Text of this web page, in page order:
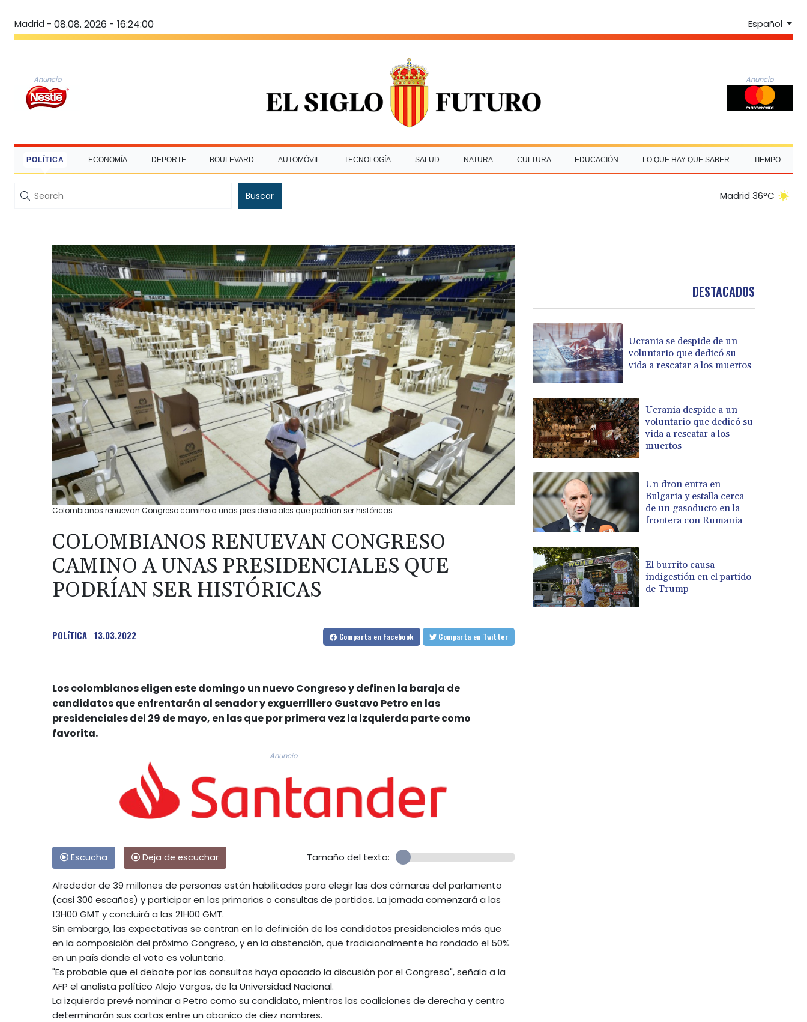
Madrid - 08.08. 2026 - 16:24:01 Español
Anuncio Anuncio
POLÍTICA ECONOMÍA DEPORTE BOULEVARD AUTOMÓVIL TECNOLOGÍA SALUD NATURA CULTURA EDUCACIÓN LO QUE HAY QUE SABER TIEMPO
Buscar Madrid 36°C
Colombianos renuevan Congreso camino a unas presidenciales que podrían ser históricas
COLOMBIANOS RENUEVAN CONGRESO
CAMINO A UNAS PRESIDENCIALES QUE
PODRÍAN SER HISTÓRICAS
POLíTICA 13.03.2022 Comparta en Facebook Comparta en Twitter
Los colombianos eligen este domingo un nuevo Congreso y definen la baraja de
candidatos que enfrentarán al senador y exguerrillero Gustavo Petro en las
presidenciales del 29 de mayo, en las que por primera vez la izquierda parte como
favorita.
Anuncio
Escucha Deja de escuchar Tamaño del texto:
Alrededor de 39 millones de personas están habilitadas para elegir las dos cámaras del parlamento
(casi 300 escaños) y participar en las primarias o consultas de partidos. La jornada comenzará a las
13H00 GMT y concluirá a las 21H00 GMT.
Sin embargo, las expectativas se centran en la definición de los candidatos presidenciales más que
en la composición del próximo Congreso, y en la abstención, que tradicionalmente ha rondado el 50%
en un país donde el voto es voluntario.
"Es probable que el debate por las consultas haya opacado la discusión por el Congreso", señala a la
AFP el analista político Alejo Vargas, de la Universidad Nacional.
La izquierda prevé nominar a Petro como su candidato, mientras las coaliciones de derecha y centro
determinarán sus cartas entre un abanico de diez nombres.
DESTACADOS
Ucrania se despide de un
voluntario que dedicó su
vida a rescatar a los muertos
Ucrania despide a un
voluntario que dedicó su
vida a rescatar a los
muertos
Un dron entra en
Bulgaria y estalla cerca
de un gasoducto en la
frontera con Rumania
El burrito causa
indigestión en el partido
de Trump